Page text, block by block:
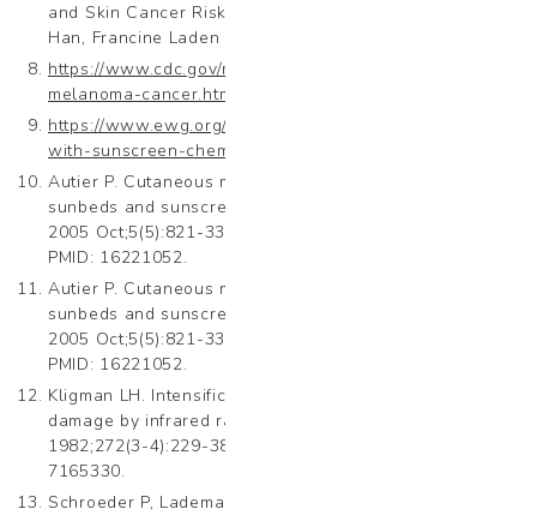
and Skin Cancer Risk: A Cohort Study Shaowei Wu, Jiali
Han, Francine Laden and Abrar A. Qureshi
https://www.cdc.gov/media/releases/2015/p0602-
melanoma-cancer.html
https://www.ewg.org/sunscreen/report/the-trouble-
with-sunscreen-chemicals/
Autier P. Cutaneous malignant melanoma: facts about
sunbeds and sunscreen. Expert Rev Anticancer Ther.
2005 Oct;5(5):821-33. doi: 10.1586/14737140.5.5.821.
PMID: 16221052.
Autier P. Cutaneous malignant melanoma: facts about
sunbeds and sunscreen. Expert Rev Anticancer Ther.
2005 Oct;5(5):821-33. doi: 10.1586/14737140.5.5.821.
PMID: 16221052.
Kligman LH. Intensification of ultraviolet-induced dermal
damage by infrared radiation. Arch Dermatol Res.
1982;272(3-4):229-38. doi: 10.1007/BF00509050. PMID:
7165330.
Schroeder P, Lademann J, Darvin ME, Stege H, Marks C,